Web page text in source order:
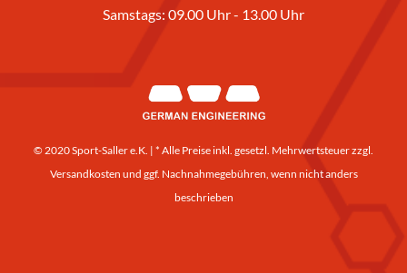
Samstags: 09.00 Uhr - 13.00 Uhr
© 2020 Sport-Saller e.K. | * Alle Preise inkl. gesetzl. Mehrwertsteuer zzgl.
Versandkosten und ggf. Nachnahmegebühren, wenn nicht anders
beschrieben